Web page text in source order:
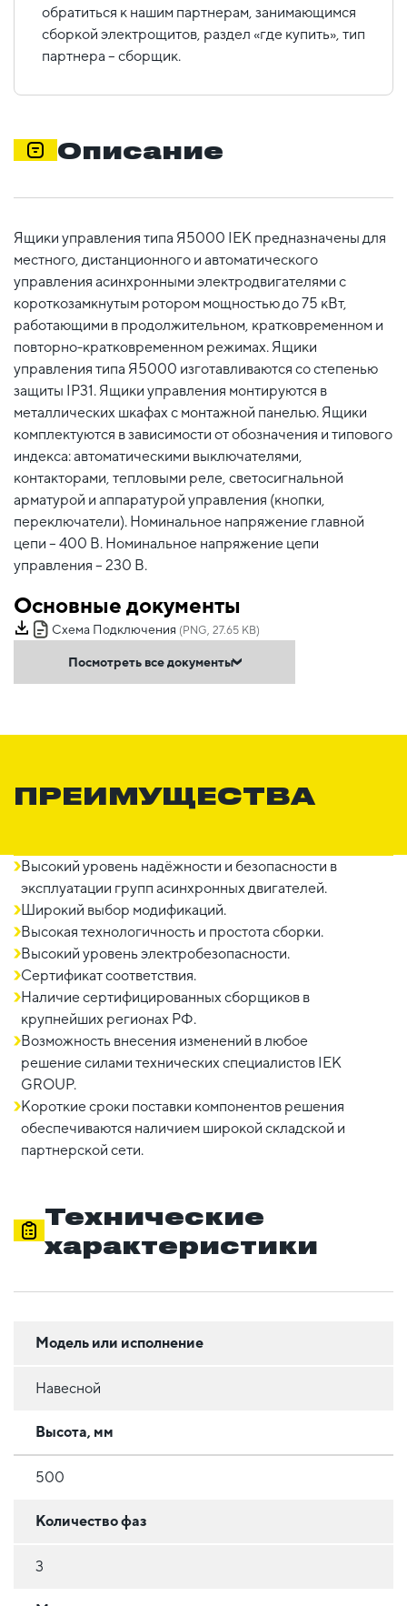
обратиться к нашим партнерам, занимающимся
сборкой электрощитов, раздел «где купить», тип
партнера – сборщик.
Описание
Ящики управления типа Я5000 IEK предназначены для
местного, дистанционного и автоматического
управления асинхронными электродвигателями с
короткозамкнутым ротором мощностью до 75 кВт,
работающими в продолжительном, кратковременном и
повторно-кратковременном режимах. Ящики
управления типа Я5000 изготавливаются со степенью
защиты IP31. Ящики управления монтируются в
металлических шкафах с монтажной панелью. Ящики
комплектуются в зависимости от обозначения и типового
индекса: автоматическими выключателями,
контакторами, тепловыми реле, светосигнальной
арматурой и аппаратурой управления (кнопки,
переключатели). Номинальное напряжение главной
цепи – 400 В. Номинальное напряжение цепи
управления – 230 В.
Основные документы
Схема Подключения (PNG, 27.65 KB)
Посмотреть все документы
ПРЕИМУЩЕСТВА
Высокий уровень надёжности и безопасности в
эксплуатации групп асинхронных двигателей.
Широкий выбор модификаций.
Высокая технологичность и простота сборки.
Высокий уровень электробезопасности.
Сертификат соответствия.
Наличие сертифицированных сборщиков в
крупнейших регионах РФ.
Возможность внесения изменений в любое
решение силами технических специалистов IEK
GROUP.
Короткие сроки поставки компонентов решения
обеспечиваются наличием широкой складской и
партнерской сети.
Технические
характеристики
Модель или исполнение
Навесной
Высота, мм
500
Количество фаз
3